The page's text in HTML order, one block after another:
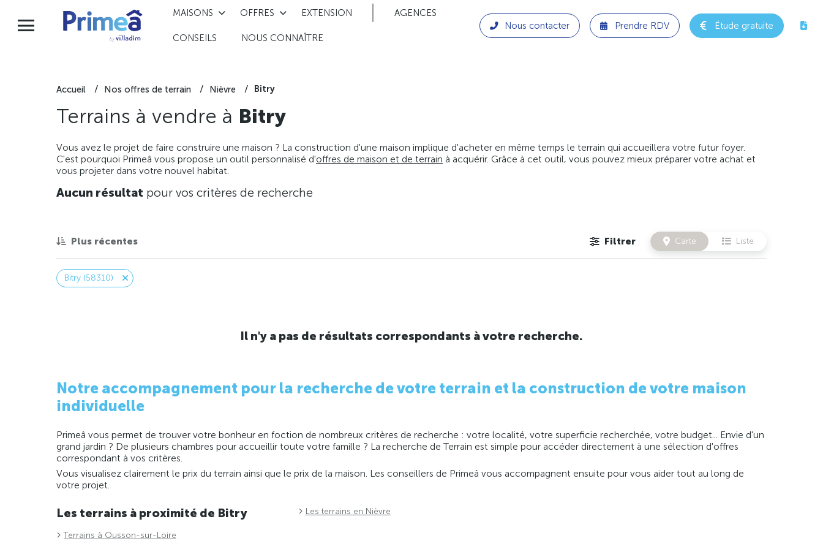
MAISONS OFFRES EXTENSION AGENCES
CONSEILS NOUS CONNAÎTRE
Nous contacter Prendre RDV Étude gratuite
Accueil Nos offres de terrain Nièvre Bitry
Terrains à vendre à Bitry
Vous avez le projet de faire construire une maison ? La construction d'une maison implique d'acheter en même temps le terrain qui accueillera votre futur foyer.
C'est pourquoi Primeâ vous propose un outil personnalisé d'offres de maison et de terrain à acquérir. Grâce à cet outil, vous pouvez mieux préparer votre achat et
vous projeter dans votre nouvel habitat.
Aucun résultat pour vos critères de recherche
Plus récentes Filtrer Carte Liste
Bitry (58310)
Il n'y a pas de résultats correspondants à votre recherche.
Notre accompagnement pour la recherche de votre terrain et la construction de votre maison
individuelle
Primeâ vous permet de trouver votre bonheur en foction de nombreux critères de recherche : votre localité, votre superficie recherchée, votre budget... Envie d'un
grand jardin ? De plusieurs chambres pour accueillir toute votre famille ? La recherche de Terrain est simple pour accéder directement à une sélection d'offres
correspondant à vos critères.
Vous visualisez clairement le prix du terrain ainsi que le prix de la maison. Les conseillers de Primeâ vous accompagnent ensuite pour vous aider tout au long de
votre projet.
Les terrains à proximité de Bitry
Terrains à Ousson-sur-Loire
Les terrains en Nièvre